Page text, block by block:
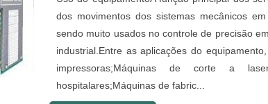
dos movimentos dos sistemas mecânicos
sendo muito usados no controle de precisão
industrial.Entre as aplicações do
impressoras;Máquinas de corte a
hospitalares;Máquinas de fabric...